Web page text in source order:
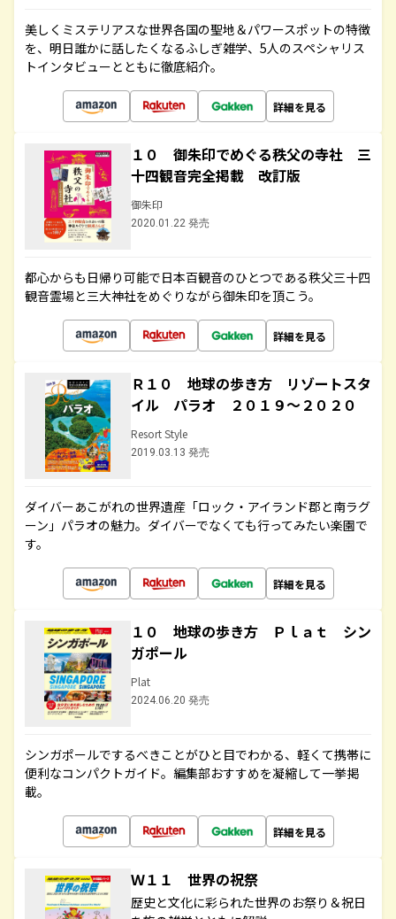
美しくミステリアスな世界各国の聖地＆パワースポットの特徴
を、明日誰かに話したくなるふしぎ雑学、5人のスペシャリス
トインタビューとともに徹底紹介。
詳細を見る
１０ 御朱印でめぐる秩父の寺社 三
十四観音完全掲載 改訂版
御朱印
2020.01.22 発売
都心からも日帰り可能で日本百観音のひとつである秩父三十四
観音霊場と三大神社をめぐりながら御朱印を頂こう。
詳細を見る
Ｒ１０ 地球の歩き方 リゾートスタ
イル パラオ ２０１９～２０２０
Resort Style
2019.03.13 発売
ダイバーあこがれの世界遺産「ロック・アイランド郡と南ラグ
ーン」パラオの魅力。ダイバーでなくても行ってみたい楽園で
す。
詳細を見る
１０ 地球の歩き方 Ｐｌａｔ シン
ガポール
Plat
2024.06.20 発売
シンガポールでするべきことがひと目でわかる、軽くて携帯に
便利なコンパクトガイド。編集部おすすめを凝縮して一挙掲
載。
詳細を見る
Ｗ１１ 世界の祝祭
歴史と文化に彩られた世界のお祭り＆祝日